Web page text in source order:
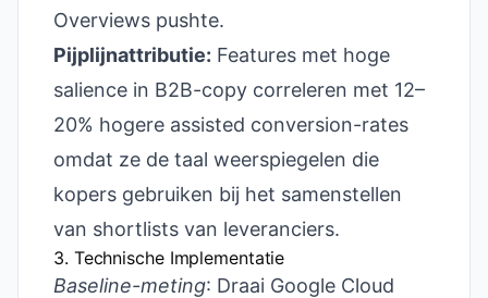
Overviews pushte.
Pijplijnattributie: Features met hoge
salience in B2B-copy correleren met 12–
20% hogere assisted conversion-rates
omdat ze de taal weerspiegelen die
kopers gebruiken bij het samenstellen
van shortlists van leveranciers.
3. Technische Implementatie
Baseline-meting: Draai Google Cloud